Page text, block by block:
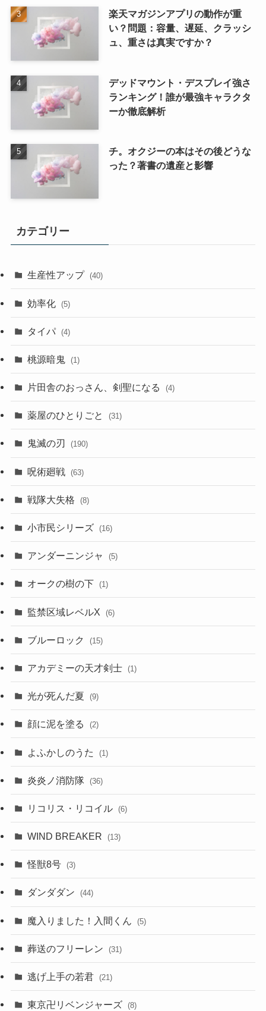
楽天マガジンアプリの動作が重
い？問題：容量、遅延、クラッシ
ュ、重さは真実ですか？
デッドマウント・デスプレイ強さ
ランキング！誰が最強キャラクタ
ーか徹底解析
チ。オクジーの本はその後どうな
った？著書の遺産と影響
カテゴリー
生産性アップ (40)
効率化 (5)
タイパ (4)
桃源暗鬼 (1)
片田舎のおっさん、剣聖になる (4)
薬屋のひとりごと (31)
鬼滅の刃 (190)
呪術廻戦 (63)
戦隊大失格 (8)
小市民シリーズ (16)
アンダーニンジャ (5)
オークの樹の下 (1)
監禁区域レベルX (6)
ブルーロック (15)
アカデミーの天才剣士 (1)
光が死んだ夏 (9)
顔に泥を塗る (2)
よふかしのうた (1)
炎炎ノ消防隊 (36)
リコリス・リコイル (6)
WIND BREAKER (13)
怪獣8号 (3)
ダンダダン (44)
魔入りました！入間くん (5)
葬送のフリーレン (31)
逃げ上手の若君 (21)
東京卍リベンジャーズ (8)